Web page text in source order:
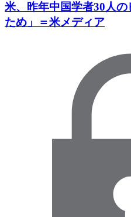
米、昨年中国学者30人
ため」＝米メディア